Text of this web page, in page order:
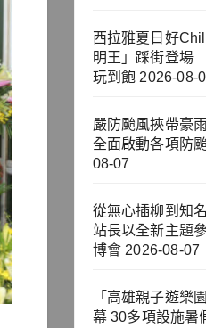
西拉雅夏日好
明王」踩街登場
玩到飽 2026-08-
嚴防颱風挾帶豪
全面啟動各項防
08-07
從無心插柳到知
站長以全新主題
博會 2026-08-07
「高雄親子遊樂
幕 30多項設施暑